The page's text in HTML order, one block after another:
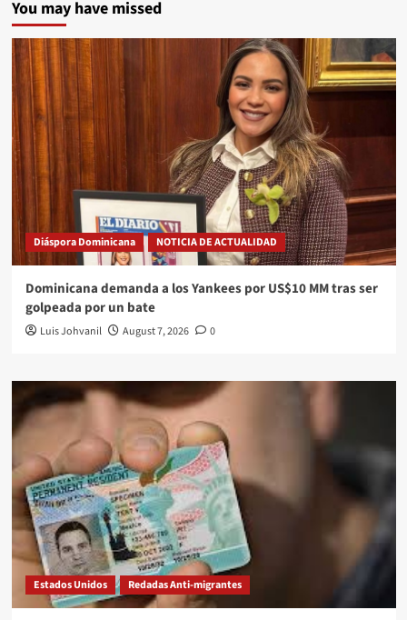
You may have missed
Diáspora Dominicana NOTICIA DE ACTUALIDAD
Dominicana demanda a los Yankees por US$10 MM tras ser
golpeada por un bate
Luis Johvanil August 7, 2026 0
Estados Unidos Redadas Anti-migrantes